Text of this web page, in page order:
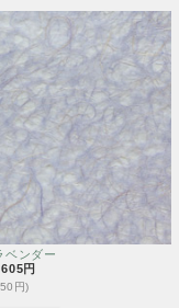
ベンダー
605円
円)